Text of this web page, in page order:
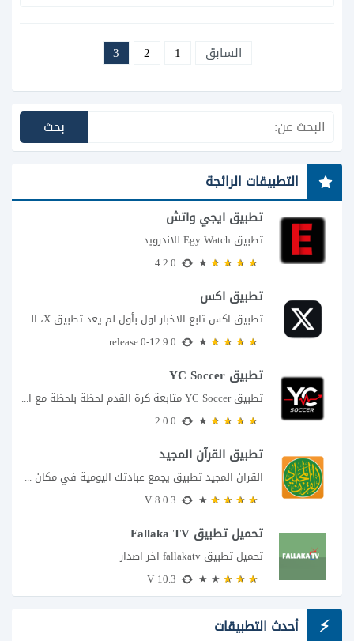
السابق 1
2
3
التطبيقات الرائجة
تطبيق ايجي واتش
تطبيق Egy Watch للاندرويد
تطبيق اكس
تطبيق اكس تابع الاخبار اول بأول لم يعد تطبيق X، المعروف سابقا باسم تويتر،...
تطبيق YC Soccer
تطبيق YC Soccer متابعة كرة القدم لحظة بلحظة مع اقتراب مباراة مصر والأرجنتين في...
تطبيق القرآن المجيد
القران المجيد تطبيق يجمع عبادتك اليومية في مكان واحد إذا كنت تبحث عن تطبيق...
تحميل تطبيق Fallaka TV
تحميل تطبيق fallakatv اخر اصدار
أحدث التطبيقات